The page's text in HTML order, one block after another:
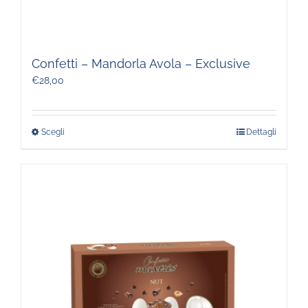
Confetti – Mandorla Avola – Exclusive
€28,00
Scegli
opzioni
possono
Dettagli